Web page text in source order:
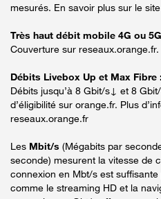
mesurés. En savoir plus sur le site
Très haut débit mobile 4G ou
Couverture sur reseaux.orange.fr.
Débits Livebox Up et Max Fibre :
Débits jusqu’à 8 Gbit/s↓ et 8
d’éligibilité sur orange.fr. Plus
reseaux.orange.fr
Les Mbit/s (Mégabits par
seconde) mesurent la vitesse de
connexion en Mbt/s est
comme le streaming HD et la